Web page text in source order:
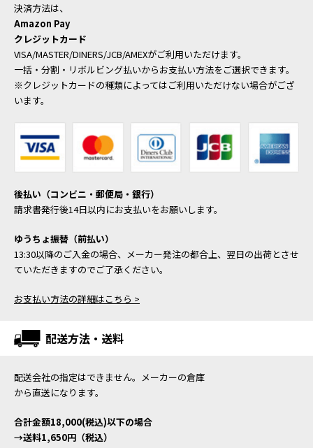
決済方法は、
Amazon Pay
クレジットカード
VISA/MASTER/DINERS/JCB/AMEXがご利用いただけます。
一括・分割・リボルビング払いからお支払い方法をご選択できます。
※クレジットカードの種類によってはご利用いただけない場合がござ
います。
後払い（コンビニ・郵便局・銀行）
請求書発行後14日以内にお支払いをお願いします。
ゆうちょ振替（前払い）
13:30以降のご入金の場合、メーカー発注の都合上、翌日の出荷とさせ
ていただきますのでご了承ください。
お支払い方法の詳細はこちら >
配送方法・送料
配送会社の指定はできません。メーカーの倉庫
から直送になります。
合計金額18,000(税込)以下の場合
→送料1,650円（税込）